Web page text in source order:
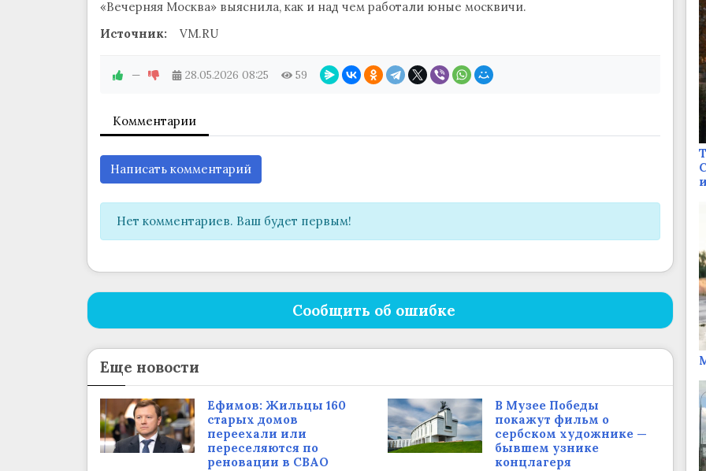
«Вечерняя Москва» выяснила, как и над чем работали юные москвичи.
Источник:
VM.RU
— 28.05.2026 08:25 59
Комментарии
Написать комментарий
Нет комментариев. Ваш будет первым!
Сообщить об ошибке
Еще новости
Ефимов: Жильцы 160
старых домов
переехали или
переселяются по
реновации в СВАО
В Музее Победы
покажут фильм о
сербском художнике —
бывшем узнике
концлагеря